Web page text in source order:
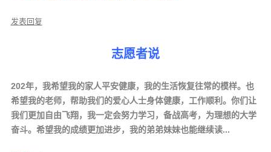
发表回复
志愿者说
202年，我希望我的家人平安健康，我的生活恢复往常的模样。也
希望我的老师，帮助我们的爱心人士身体健康，工作顺利。你们让
我们更加自由飞翔，我一定会努力学习，备战高考，为理想的大学
奋斗。希望我的成绩更加进步，我的弟弟妹妹也能继续读...